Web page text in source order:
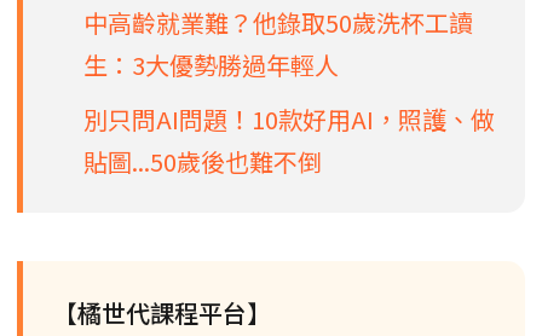
中高齡就業難？他錄取50歲洗杯工讀
生：3大優勢勝過年輕人
別只問AI問題！10款好用AI，照護、做
貼圖...50歲後也難不倒
【橘世代課程平台】